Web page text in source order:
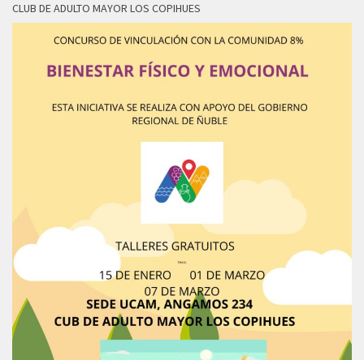
CLUB DE ADULTO MAYOR LOS COPIHUES